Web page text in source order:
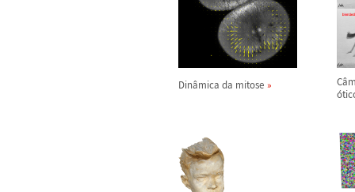
Dinâmica da mitose Câ
ó